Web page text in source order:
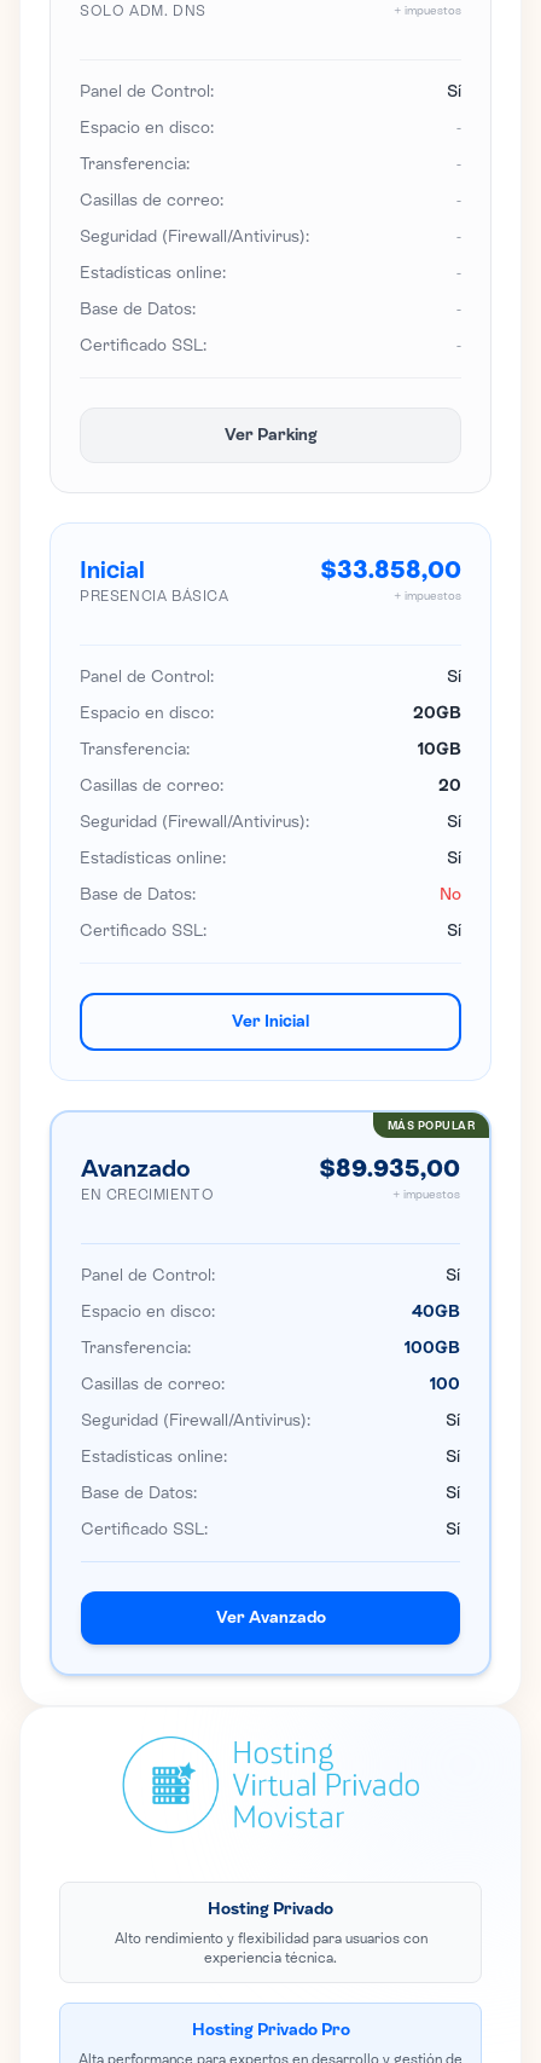
SOLO ADM. DNS + impuestos
Panel de Control:
Sí
Espacio en disco:
-
Transferencia:
-
Casillas de correo:
-
Seguridad (Firewall/Antivirus):
-
Estadísticas online:
-
Base de Datos:
-
Certificado SSL:
-
Ver Parking
Inicial
PRESENCIA BÁSICA
$33.858,00
+ impuestos
Panel de Control:
Sí
Espacio en disco:
20GB
Transferencia:
10GB
Casillas de correo:
20
Seguridad (Firewall/Antivirus):
Sí
Estadísticas online:
Sí
Base de Datos:
No
Certificado SSL:
Sí
Ver Inicial
MÁS POPULAR
Avanzado
EN CRECIMIENTO
$89.935,00
+ impuestos
Panel de Control:
Sí
Espacio en disco:
40GB
Transferencia:
100GB
Casillas de correo:
100
Seguridad (Firewall/Antivirus):
Sí
Estadísticas online:
Sí
Base de Datos:
Sí
Certificado SSL:
Sí
Ver Avanzado
Hosting Privado
Alto rendimiento y flexibilidad para usuarios con
experiencia técnica.
Hosting Privado Pro
Alta performance para expertos en desarrollo y gestión de